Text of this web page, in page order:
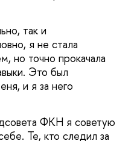
так и
я не стала
но точно прокачала
Это был
и я за него
ФКН я советую
Те, кто следил за